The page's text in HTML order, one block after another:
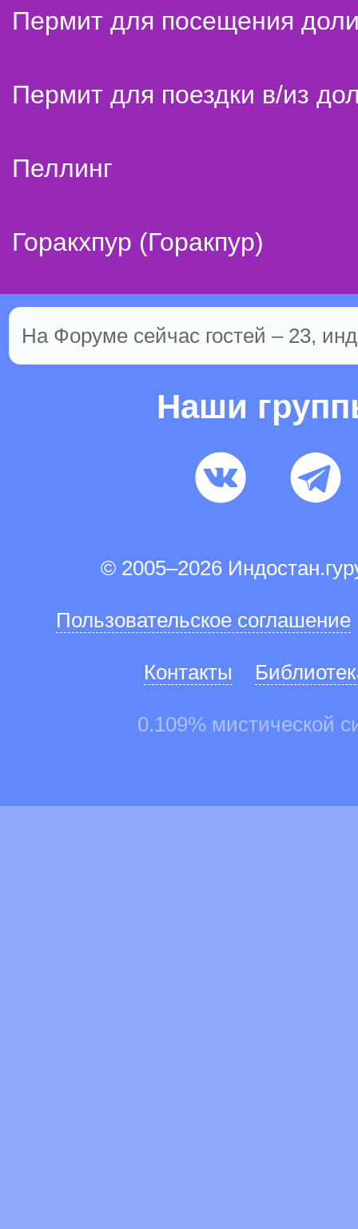
Пермит для посещения
Пермит для поездки в/из
Пеллинг
Горакхпур (Горакпур)
На Форуме сейчас гостей – 23,
Наши
© 2005–2026
Пользовательское соглашение
Контакты
0.109% мистической